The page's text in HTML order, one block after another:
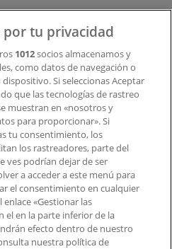
de marketing
el mapa
en la web o en la
tu privacidad
1012socios almacenamos y
como datos de navegación o
Si seleccionas Aceptar
que las tecnologías de rastreo
muestran en «nosotros y
para proporcionar». Si
tu consentimiento, los
los rastreadores, parte del
ves podrían dejar de ser
a acceder a este menú para
el consentimiento en cualquier
«Gestionar las
el en la parte inferior de la
efecto dentro de nuestro
nuestra política de